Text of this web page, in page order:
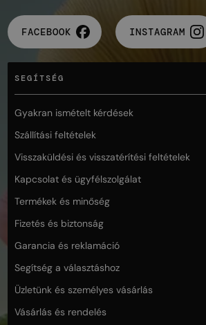
FACEBOOK INSTAGRAM
SEGÍTSÉG
Gyakran ismételt kérdések
Szállítási feltételek
Visszaküldési és visszatérítési feltételek
Kapcsolat és ügyfélszolgálat
Termékek és minőség
Fizetés és biztonság
Garancia és reklamáció
Segítség a választáshoz
Üzletünk és személyes vásárlás
Vásárlás és rendelés